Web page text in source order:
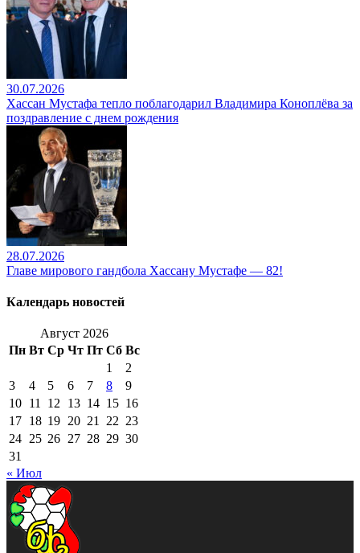
30.07.2026
Хассан Мустафа тепло поблагодарил Владимира Коноплёва за
поздравление с днем рождения
28.07.2026
Главе мирового гандбола Хассану Мустафе — 82!
Календарь новостей
Август 2026
Пн Вт Ср Чт Пт Сб Вс
1
2
3
4 5 6 7 8
9
10 11 12 13 14 15 16
17 18 19 20 21 22 23
24 25 26 27 28 29 30
31
« Июл